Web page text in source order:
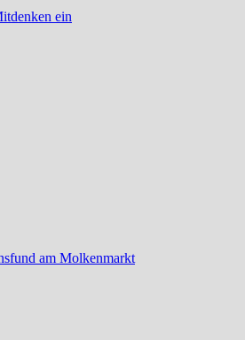
ein
am Molkenmarkt